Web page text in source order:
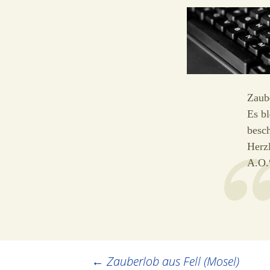
Es
← Zauberlob aus Fell (Mosel)